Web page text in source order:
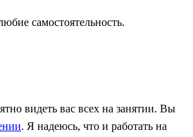
самостоятельность.
видеть вас всех на занятии. Вы
. Я надеюсь, что и работать на